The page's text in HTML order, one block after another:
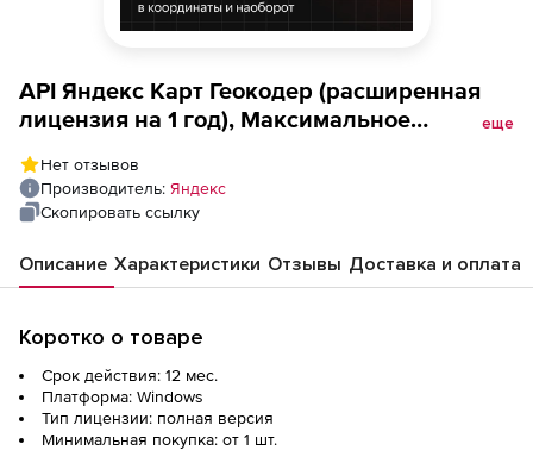
API Яндекс Карт Геокодер (расширенная
лицензия на 1 год), Максимальное
сохранением данных
еще
Нет отзывов
Производитель: Яндекс
Скопировать ссылку
Описание Характеристики Отзывы Доставка и оплата
Коротко о товаре
Срок действия: 12 мес.
Платформа: Windows
Тип лицензии: полная версия
Минимальная покупка: от 1 шт.